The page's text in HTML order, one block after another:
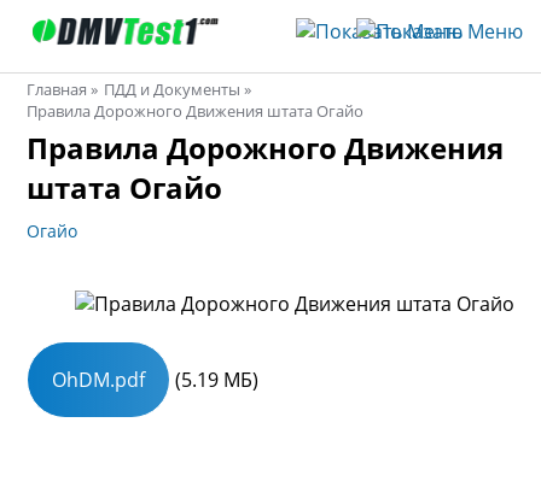
Строка
навигации
Главная
ПДД и Документы
Правила Дорожного Движения штата Огайо
Правила Дорожного Движения
штата Огайо
Огайо
OhDM.pdf (5.19 МБ)